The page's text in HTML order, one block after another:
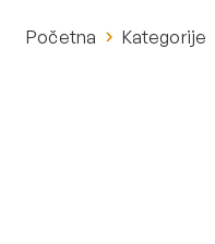
Početna Kategorije